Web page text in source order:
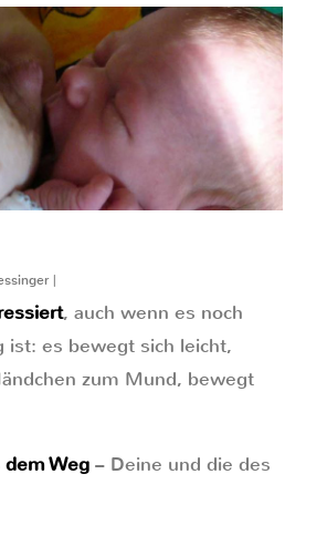
|
, auch wenn es noch
ist: es bewegt sich leicht,
zum Mund, bewegt
dem Weg – Deine und die des